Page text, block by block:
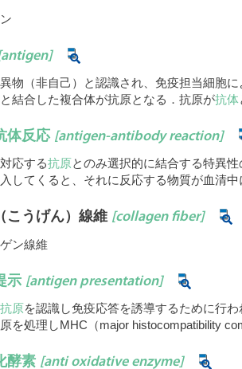
物（非自己）と認識され、免疫担当細胞
結合した複合体が抗原となる．抗原が抗体
体反応 [antigen-antibody reaction]
応する抗原とのみ選択的に結合する特異
してくると、それに反応する物質が血清
こうげん）線維 [collagen fiber]
ン線維
示 [antigen presentation]
抗原を認識し免疫応答を誘導するために行
を処理しMHC（major histocompatibility
酵素 [anti oxidative enzyme]